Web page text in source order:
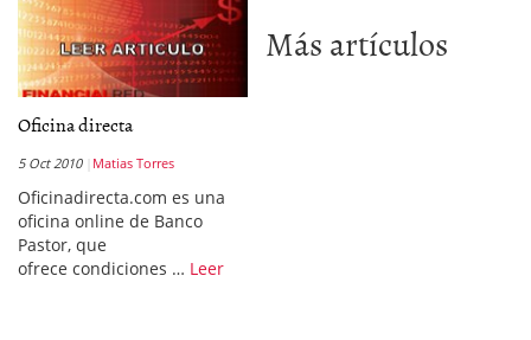
Oficina directa
5 Oct 2010 Matias Torres
Oficinadirecta.com es una
oficina online de Banco
Pastor, que
ofrece condiciones … Leer
Más artículos